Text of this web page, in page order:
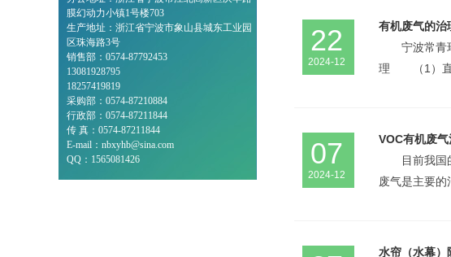
膜幻动力小镇1号楼703
生产地址：浙江省宁波市象山县城东工业园
区珠海路3号
销售部：0574-87792453
13081928795
18257419819
采购部：0574-87210884
行政部：0574-87211844
传 真：0574-87211844
E-mail：nbxyhb@sina.com
QQ：1565081426
22
2024-12
有机废气的治
宁波常青环
理 （1）直
07
2024-12
VOC有机废气
目前我国的
废气是主要的
水帘（水幕）